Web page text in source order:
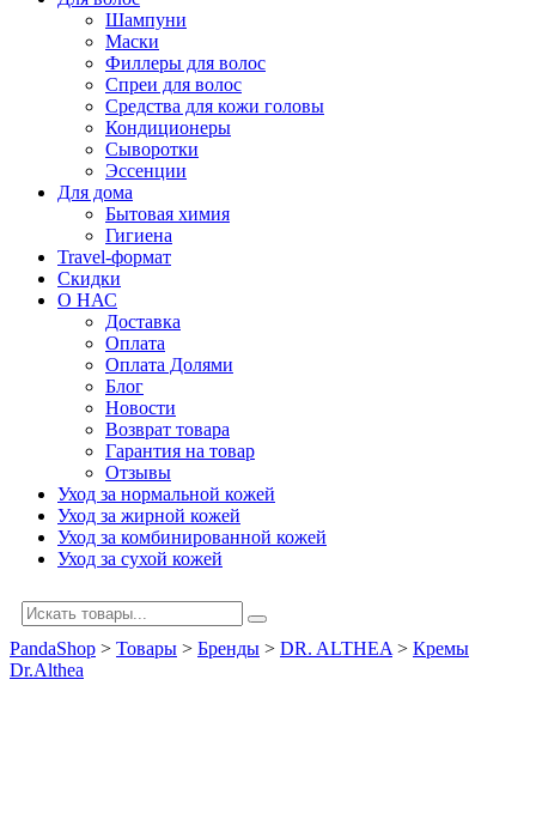
Шампуни
Маски
Филлеры для волос
Спреи для волос
Средства для кожи головы
Кондиционеры
Сыворотки
Эссенции
Для дома
Бытовая химия
Гигиена
Travel-формат
Скидки
О НАС
Доставка
Оплата
Оплата Долями
Блог
Новости
Возврат товара
Гарантия на товар
Отзывы
Уход за нормальной кожей
Уход за жирной кожей
Уход за комбинированной кожей
Уход за сухой кожей
PandaShop > Товары > Бренды > DR. ALTHEA > Кремы
Dr.Althea